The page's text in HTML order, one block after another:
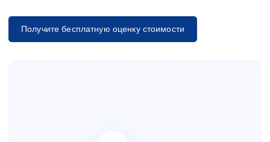
Получите бесплатную оценку стоимости